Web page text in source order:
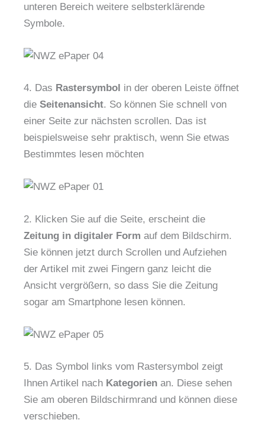
unteren Bereich weitere selbsterklärende
Symbole.
4. Das Rastersymbol in der oberen Leiste öffnet
die Seitenansicht. So können Sie schnell von
einer Seite zur nächsten scrollen. Das ist
beispielsweise sehr praktisch, wenn Sie etwas
Bestimmtes lesen möchten
2. Klicken Sie auf die Seite, erscheint die
Zeitung in digitaler Form auf dem Bildschirm.
Sie können jetzt durch Scrollen und Aufziehen
der Artikel mit zwei Fingern ganz leicht die
Ansicht vergrößern, so dass Sie die Zeitung
sogar am Smartphone lesen können.
5. Das Symbol links vom Rastersymbol zeigt
Ihnen Artikel nach Kategorien an. Diese sehen
Sie am oberen Bildschirmrand und können diese
verschieben.